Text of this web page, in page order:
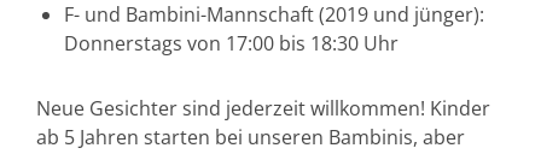
F- und Bambini-Mannschaft (2019 und jünger):
Donnerstags von 17:00 bis 18:30 Uhr
Neue Gesichter sind jederzeit willkommen! Kinder
ab 5 Jahren starten bei unseren Bambinis, aber